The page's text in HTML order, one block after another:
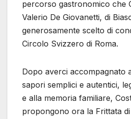
percorso gastronomico che
Valerio De Giovanetti, di
generosamente scelto di
Circolo Svizzero di Roma.
Dopo averci accompagnato
sapori semplici e autentici,
e alla memoria familiare,
propongono ora la Frittata